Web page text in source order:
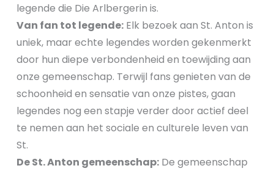
legende die Die Arlbergerin is.
Van fan tot legende:Elk bezoek aan St. Anton is
uniek, maar echte legendes worden gekenmerkt
door hun diepe verbondenheid en toewijding aan
onze gemeenschap. Terwijl fans genieten van de
schoonheid en sensatie van onze pistes, gaan
legendes nog een stapje verder door actief deel
te nemen aan het sociale en culturele leven van
St.
De St. Anton gemeenschap:De gemeenschap